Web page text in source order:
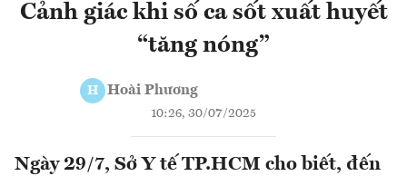
Cảnh giác khi số ca sốt xuất huyết
“tăng nóng”
H Hoài Phương
10:26, 30/07/2025
Ngày 29/7, Sở Y tế TP.HCM cho biết, đến